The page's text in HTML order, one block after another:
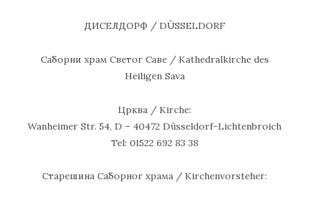
ДИСЕЛДОРФ / DÜSSELDORF
Саборни храм Светог Саве / Kathedralkirche des
Heiligen Sava
Црква / Kirche:
Wanheimer Str. 54, D – 40472 Düsseldorf-Lichtenbroich
Tel: 01522 692 83 38
Старешина Саборног храма / Kirchenvorsteher: